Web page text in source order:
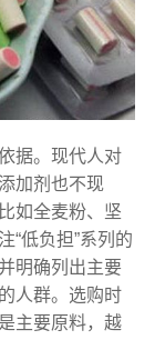
据。现代人对
加剂也不现
如全麦粉、坚
“低负担”系列的
明确列出主要
人群。选购时
主要原料，越